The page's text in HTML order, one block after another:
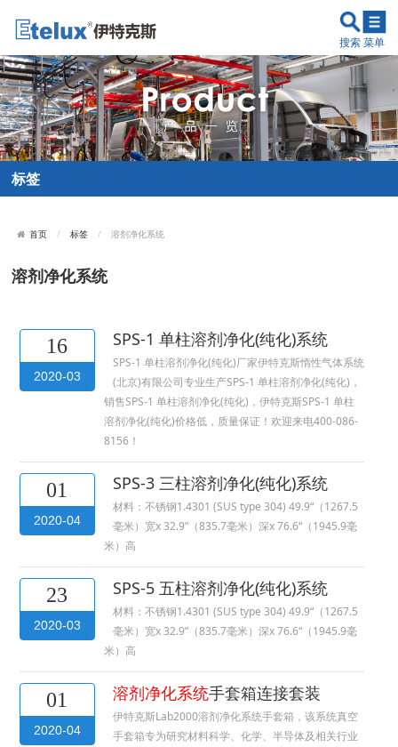
菜单
搜索
标签
首页 标签 溶剂净化系统
溶剂净化系统
16
2020-03
SPS-1 单柱溶剂净化(纯化)系统
SPS-1 单柱溶剂净化(纯化)厂家伊特克斯惰性气体系统
(北京)有限公司专业生产SPS-1 单柱溶剂净化(纯化)，
销售SPS-1 单柱溶剂净化(纯化)，伊特克斯SPS-1 单柱
溶剂净化(纯化)价格低，质量保证！欢迎来电400-086-
8156！
01
2020-04
SPS-3 三柱溶剂净化(纯化)系统
材料：不锈钢1.4301 (SUS type 304) 49.9“（1267.5
毫米）宽x 32.9”（835.7毫米）深x 76.6“（1945.9毫
米）高
23
2020-03
SPS-5 五柱溶剂净化(纯化)系统
材料：不锈钢1.4301 (SUS type 304) 49.9“（1267.5
毫米）宽x 32.9”（835.7毫米）深x 76.6“（1945.9毫
米）高
01
2020-04
溶剂净化系统手套箱连接套装
伊特克斯Lab2000溶剂净化系统手套箱，该系统真空
手套箱专为研究材料科学、化学、半导体及相关行业